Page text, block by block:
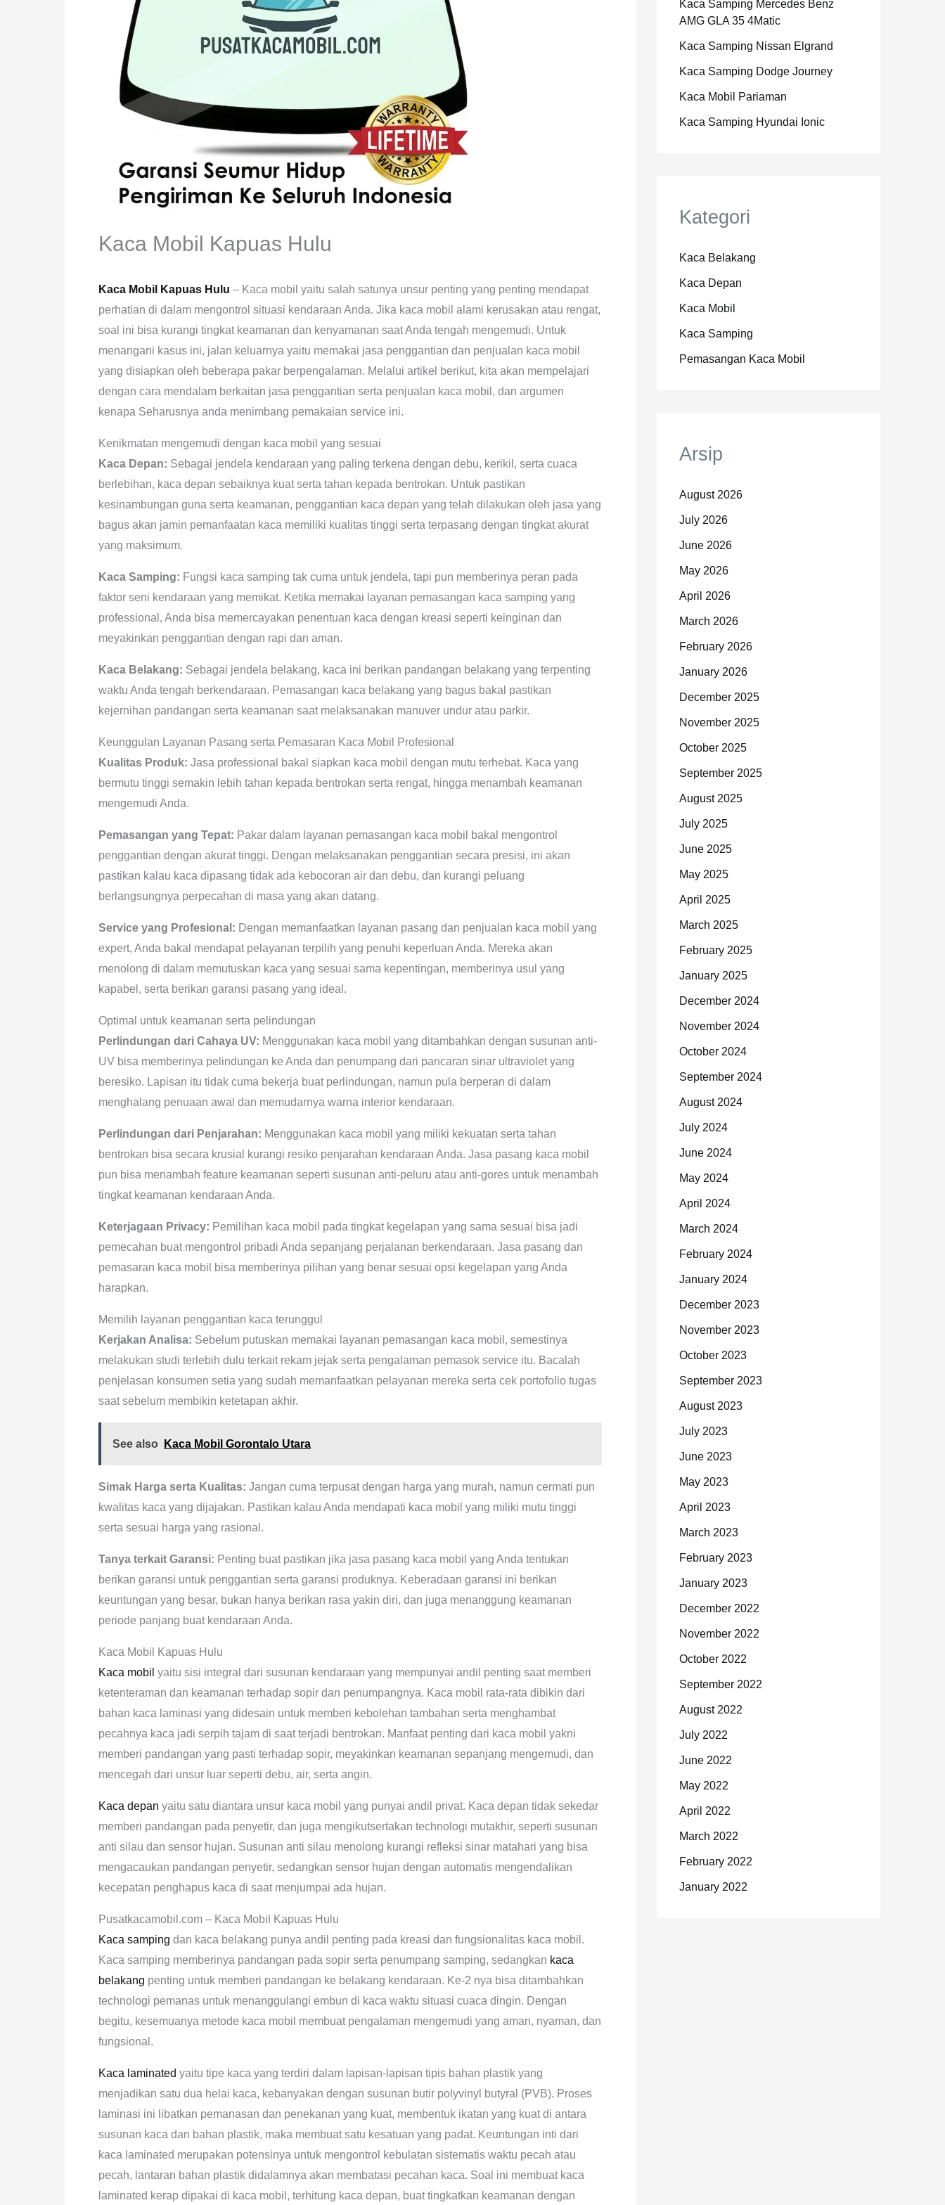
Kaca Mobil Kapuas Hulu
Kaca Mobil Kapuas Hulu – Kaca mobil yaitu salah satunya unsur penting yang penting mendapat
perhatian di dalam mengontrol situasi kendaraan Anda. Jika kaca mobil alami kerusakan atau rengat,
soal ini bisa kurangi tingkat keamanan dan kenyamanan saat Anda tengah mengemudi. Untuk
menangani kasus ini, jalan keluarnya yaitu memakai jasa penggantian dan penjualan kaca mobil
yang disiapkan oleh beberapa pakar berpengalaman. Melalui artikel berikut, kita akan mempelajari
dengan cara mendalam berkaitan jasa penggantian serta penjualan kaca mobil, dan argumen
kenapa Seharusnya anda menimbang pemakaian service ini.
Kenikmatan mengemudi dengan kaca mobil yang sesuai
Kaca Depan: Sebagai jendela kendaraan yang paling terkena dengan debu, kerikil, serta cuaca
berlebihan, kaca depan sebaiknya kuat serta tahan kepada bentrokan. Untuk pastikan
kesinambungan guna serta keamanan, penggantian kaca depan yang telah dilakukan oleh jasa yang
bagus akan jamin pemanfaatan kaca memiliki kualitas tinggi serta terpasang dengan tingkat akurat
yang maksimum.
Kaca Samping: Fungsi kaca samping tak cuma untuk jendela, tapi pun memberinya peran pada
faktor seni kendaraan yang memikat. Ketika memakai layanan pemasangan kaca samping yang
professional, Anda bisa memercayakan penentuan kaca dengan kreasi seperti keinginan dan
meyakinkan penggantian dengan rapi dan aman.
Kaca Belakang: Sebagai jendela belakang, kaca ini berikan pandangan belakang yang terpenting
waktu Anda tengah berkendaraan. Pemasangan kaca belakang yang bagus bakal pastikan
kejernihan pandangan serta keamanan saat melaksanakan manuver undur atau parkir.
Keunggulan Layanan Pasang serta Pemasaran Kaca Mobil Profesional
Kualitas Produk: Jasa professional bakal siapkan kaca mobil dengan mutu terhebat. Kaca yang
bermutu tinggi semakin lebih tahan kepada bentrokan serta rengat, hingga menambah keamanan
mengemudi Anda.
Pemasangan yang Tepat: Pakar dalam layanan pemasangan kaca mobil bakal mengontrol
penggantian dengan akurat tinggi. Dengan melaksanakan penggantian secara presisi, ini akan
pastikan kalau kaca dipasang tidak ada kebocoran air dan debu, dan kurangi peluang
berlangsungnya perpecahan di masa yang akan datang.
Service yang Profesional: Dengan memanfaatkan layanan pasang dan penjualan kaca mobil yang
expert, Anda bakal mendapat pelayanan terpilih yang penuhi keperluan Anda. Mereka akan
menolong di dalam memutuskan kaca yang sesuai sama kepentingan, memberinya usul yang
kapabel, serta berikan garansi pasang yang ideal.
Optimal untuk keamanan serta pelindungan
Perlindungan dari Cahaya UV: Menggunakan kaca mobil yang ditambahkan dengan susunan anti-
UV bisa memberinya pelindungan ke Anda dan penumpang dari pancaran sinar ultraviolet yang
beresiko. Lapisan itu tidak cuma bekerja buat perlindungan, namun pula berperan di dalam
menghalang penuaan awal dan memudarnya warna interior kendaraan.
Perlindungan dari Penjarahan: Menggunakan kaca mobil yang miliki kekuatan serta tahan
bentrokan bisa secara krusial kurangi resiko penjarahan kendaraan Anda. Jasa pasang kaca mobil
pun bisa menambah feature keamanan seperti susunan anti-peluru atau anti-gores untuk menambah
tingkat keamanan kendaraan Anda.
Keterjagaan Privacy: Pemilihan kaca mobil pada tingkat kegelapan yang sama sesuai bisa jadi
pemecahan buat mengontrol pribadi Anda sepanjang perjalanan berkendaraan. Jasa pasang dan
pemasaran kaca mobil bisa memberinya pilihan yang benar sesuai opsi kegelapan yang Anda
harapkan.
Memilih layanan penggantian kaca terunggul
Kerjakan Analisa: Sebelum putuskan memakai layanan pemasangan kaca mobil, semestinya
melakukan studi terlebih dulu terkait rekam jejak serta pengalaman pemasok service itu. Bacalah
penjelasan konsumen setia yang sudah memanfaatkan pelayanan mereka serta cek portofolio tugas
saat sebelum membikin ketetapan akhir.
See also Kaca Mobil Gorontalo Utara
Simak Harga serta Kualitas: Jangan cuma terpusat dengan harga yang murah, namun cermati pun
kwalitas kaca yang dijajakan. Pastikan kalau Anda mendapati kaca mobil yang miliki mutu tinggi
serta sesuai harga yang rasional.
Tanya terkait Garansi: Penting buat pastikan jika jasa pasang kaca mobil yang Anda tentukan
berikan garansi untuk penggantian serta garansi produknya. Keberadaan garansi ini berikan
keuntungan yang besar, bukan hanya berikan rasa yakin diri, dan juga menanggung keamanan
periode panjang buat kendaraan Anda.
Kaca Mobil Kapuas Hulu
Kaca mobil yaitu sisi integral dari susunan kendaraan yang mempunyai andil penting saat memberi
ketenteraman dan keamanan terhadap sopir dan penumpangnya. Kaca mobil rata-rata dibikin dari
bahan kaca laminasi yang didesain untuk memberi kebolehan tambahan serta menghambat
pecahnya kaca jadi serpih tajam di saat terjadi bentrokan. Manfaat penting dari kaca mobil yakni
memberi pandangan yang pasti terhadap sopir, meyakinkan keamanan sepanjang mengemudi, dan
mencegah dari unsur luar seperti debu, air, serta angin.
Kaca depan yaitu satu diantara unsur kaca mobil yang punyai andil privat. Kaca depan tidak sekedar
memberi pandangan pada penyetir, dan juga mengikutsertakan technologi mutakhir, seperti susunan
anti silau dan sensor hujan. Susunan anti silau menolong kurangi refleksi sinar matahari yang bisa
mengacaukan pandangan penyetir, sedangkan sensor hujan dengan automatis mengendalikan
kecepatan penghapus kaca di saat menjumpai ada hujan.
Pusatkacamobil.com – Kaca Mobil Kapuas Hulu
Kaca samping dan kaca belakang punya andil penting pada kreasi dan fungsionalitas kaca mobil.
Kaca samping memberinya pandangan pada sopir serta penumpang samping, sedangkan kaca
belakang penting untuk memberi pandangan ke belakang kendaraan. Ke-2 nya bisa ditambahkan
technologi pemanas untuk menanggulangi embun di kaca waktu situasi cuaca dingin. Dengan
begitu, kesemuanya metode kaca mobil membuat pengalaman mengemudi yang aman, nyaman, dan
fungsional.
Kaca laminated yaitu tipe kaca yang terdiri dalam lapisan-lapisan tipis bahan plastik yang
menjadikan satu dua helai kaca, kebanyakan dengan susunan butir polyvinyl butyral (PVB). Proses
laminasi ini libatkan pemanasan dan penekanan yang kuat, membentuk ikatan yang kuat di antara
susunan kaca dan bahan plastik, maka membuat satu kesatuan yang padat. Keuntungan inti dari
kaca laminated merupakan potensinya untuk mengontrol kebulatan sistematis waktu pecah atau
pecah, lantaran bahan plastik didalamnya akan membatasi pecahan kaca. Soal ini membuat kaca
laminated kerap dipakai di kaca mobil, terhitung kaca depan, buat tingkatkan keamanan dengan
Kaca Samping Mercedes Benz
AMG GLA 35 4Matic
Kaca Samping Nissan Elgrand
Kaca Samping Dodge Journey
Kaca Mobil Pariaman
Kaca Samping Hyundai Ionic
Kategori
Kaca Belakang
Kaca Depan
Kaca Mobil
Kaca Samping
Pemasangan Kaca Mobil
Arsip
August 2026
July 2026
June 2026
May 2026
April 2026
March 2026
February 2026
January 2026
December 2025
November 2025
October 2025
September 2025
August 2025
July 2025
June 2025
May 2025
April 2025
March 2025
February 2025
January 2025
December 2024
November 2024
October 2024
September 2024
August 2024
July 2024
June 2024
May 2024
April 2024
March 2024
February 2024
January 2024
December 2023
November 2023
October 2023
September 2023
August 2023
July 2023
June 2023
May 2023
April 2023
March 2023
February 2023
January 2023
December 2022
November 2022
October 2022
September 2022
August 2022
July 2022
June 2022
May 2022
April 2022
March 2022
February 2022
January 2022